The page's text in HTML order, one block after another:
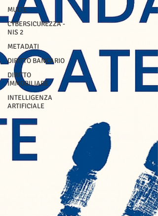
MULTE
CYBERSICUREZZA -
NIS 2
METADATI
DIRITTO BANCARIO
DIRITTO
IMMOBILIARE
INTELLIGENZA
ARTIFICIALE